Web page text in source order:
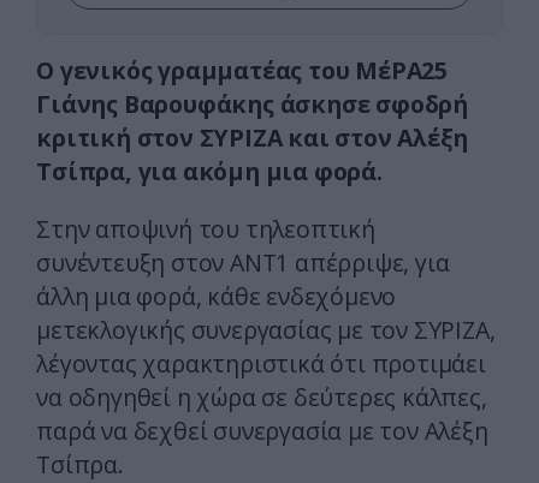
Ο γενικός γραμματέας του ΜέΡΑ25
Γιάνης Βαρουφάκης άσκησε σφοδρή
κριτική στον ΣΥΡΙΖΑ και στον Αλέξη
Τσίπρα, για ακόμη μια φορά.
Στην αποψινή του τηλεοπτική
συνέντευξη στον ΑΝΤ1 απέρριψε, για
άλλη μια φορά, κάθε ενδεχόμενο
μετεκλογικής συνεργασίας με τον ΣΥΡΙΖΑ,
λέγοντας χαρακτηριστικά ότι προτιμάει
να οδηγηθεί η χώρα σε δεύτερες κάλπες,
παρά να δεχθεί συνεργασία με τον Αλέξη
Τσίπρα.